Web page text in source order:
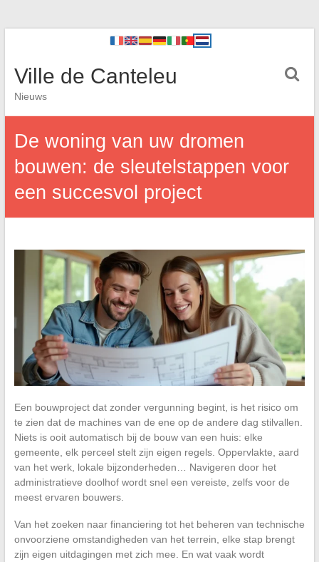
Ville de Canteleu
Nieuws
De woning van uw dromen
bouwen: de sleutelstappen voor
een succesvol project
Een bouwproject dat zonder vergunning begint, is het risico om
te zien dat de machines van de ene op de andere dag stilvallen.
Niets is ooit automatisch bij de bouw van een huis: elke
gemeente, elk perceel stelt zijn eigen regels. Oppervlakte, aard
van het werk, lokale bijzonderheden… Navigeren door het
administratieve doolhof wordt snel een vereiste, zelfs voor de
meest ervaren bouwers.
Van het zoeken naar financiering tot het beheren van technische
onvoorziene omstandigheden van het terrein, elke stap brengt
zijn eigen uitdagingen met zich mee. En wat vaak wordt